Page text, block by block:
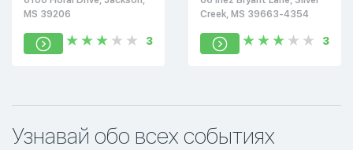
MS 39206
3
Creek, MS 39663-4354
3
Узнавай обо всех событиях